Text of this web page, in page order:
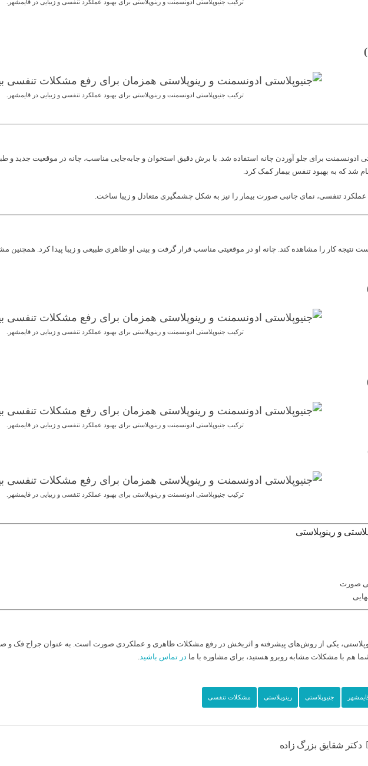
ترکیب جنیوپلاستی ادونسمنت و رینوپلاستی برای بهبود عملکرد تنفسی و زیبایی در قایمشهر.
ترکیب جنیوپلاستی ادونسمنت و رینوپلاستی برای بهبود عملکرد تنفسی و زیبایی در قایمشهر.
شد که به بهبود تنفس بیمار کمک کرد.
عملکرد تنفسی، نمای جانبی صورت بیمار را نیز به شکل چشمگیری متعادل و زیبا ساخت.
نتیجه کار را مشاهده کند. چانه او در موقعیتی مناسب قرار گرفت و بینی او ظاهری طبیعی و زیبا پیدا کرد.
ترکیب جنیوپلاستی ادونسمنت و رینوپلاستی برای بهبود عملکرد تنفسی و زیبایی در قایمشهر.
ترکیب جنیوپلاستی ادونسمنت و رینوپلاستی برای بهبود عملکرد تنفسی و زیبایی در قایمشهر.
ترکیب جنیوپلاستی ادونسمنت و رینوپلاستی برای بهبود عملکرد تنفسی و زیبایی در قایمشهر.
و رینوپلاستی
صورت
یکی از روش‌های پیشرفته و اثربخش در رفع مشکلات ظاهری و عملکردی صورت است. به عنوان جراح فک و
شما هم با مشکلات مشابه روبرو هستید، برای مشاوره با ما در تماس باشید.
جنیوپلاستی رینوپلاستی مشکلات تنفسی
دکتر شقایق بزرگ زاده